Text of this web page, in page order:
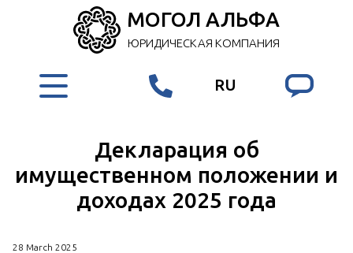
МОГОЛ АЛЬФА
ЮРИДИЧЕСКАЯ КОМПАНИЯ
RU
Декларация об
имущественном положении и
доходах 2025 года
28 March 2025